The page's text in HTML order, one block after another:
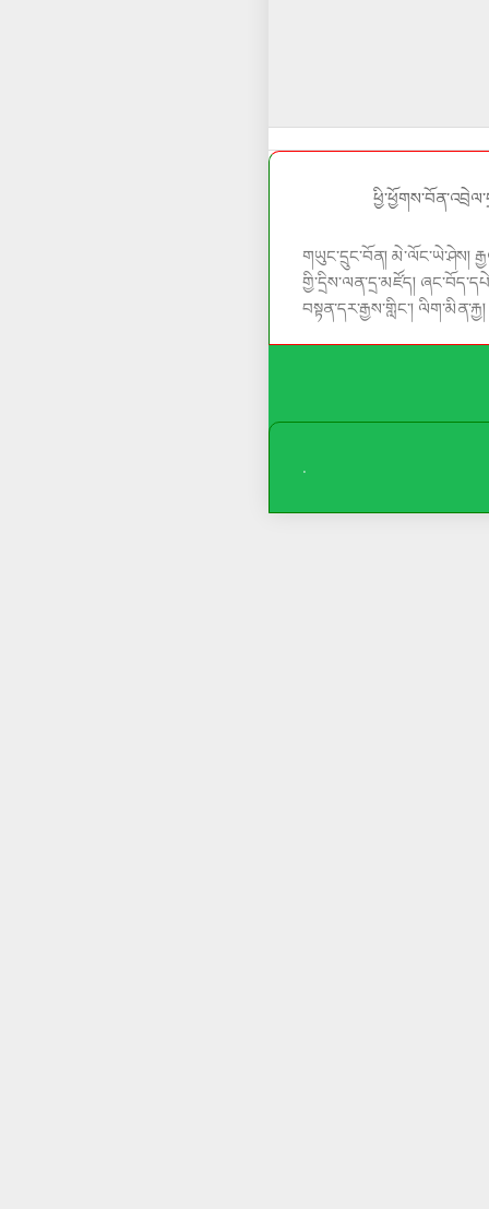
གཡུང་དྲུང་བོན། མེ་ལོང་ཡེ་ཤེས།
གྱི་དྲིས་ལན་དྲ་མཛོད།
བསྟན་དར་རྒྱས་གླིང་། ལིག་མིན་རྐྱ།
.